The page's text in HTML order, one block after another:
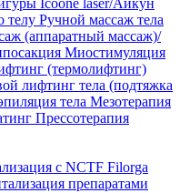
Icoone laser/Айкун
телу Ручной массаж тела
(аппаратный массаж)/
Миостимуляция
(термолифтинг)
лифтинг тела (подтяжка
тела Мезотерапия
Прессотерапия
с NCTF Filorga
препаратами